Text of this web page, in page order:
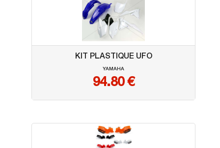
KIT PLASTIQUE UFO
YAMAHA
94.80€